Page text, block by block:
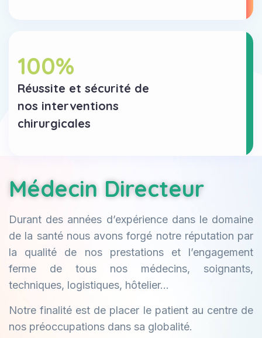
100%
Réussite et sécurité de
nos interventions
chirurgicales
Médecin Directeur
Durant des années d’expérience dans le domaine
de la santé nous avons forgé notre réputation par
la qualité de nos prestations et l’engagement
ferme de tous nos médecins, soignants,
techniques, logistiques, hôtelier…
Notre finalité est de placer le patient au centre de
nos préoccupations dans sa globalité.